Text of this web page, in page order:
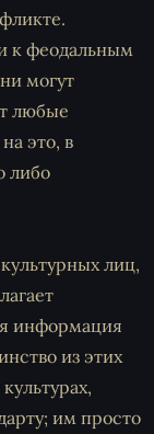
к феодальным
могут
любые
это, в
либо
лиц,
информация
из этих
им просто